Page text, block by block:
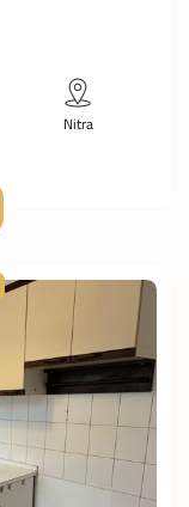
Nitra